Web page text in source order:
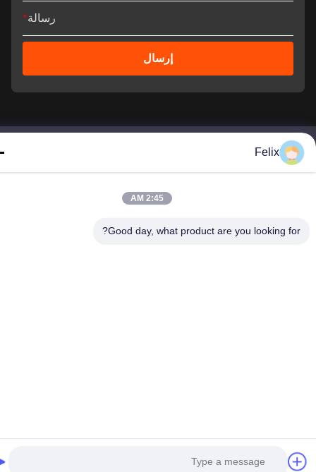
رسالة *
إرسال
Reserved.
Felix
2:45 AM
Good day, what product are you looking